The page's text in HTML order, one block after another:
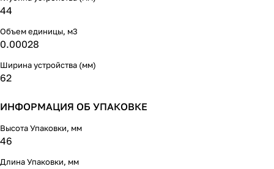
44
Объем единицы, м3
0.00028
Ширина устройства (мм)
62
ИНФОРМАЦИЯ ОБ УПАКОВКЕ
Высота Упаковки, мм
46
Длина Упаковки, мм